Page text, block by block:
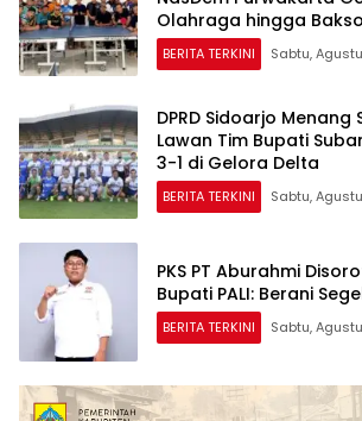
Olahraga hingga
BERITA TERKINI Sabtu,
DPRD Sidoarjo Menang
Lawan Tim Bupati
3-1 di Gelora Delta
BERITA TERKINI Sabtu,
PKS PT Aburahmi
Bupati PALI: Berani
BERITA TERKINI Sabtu,